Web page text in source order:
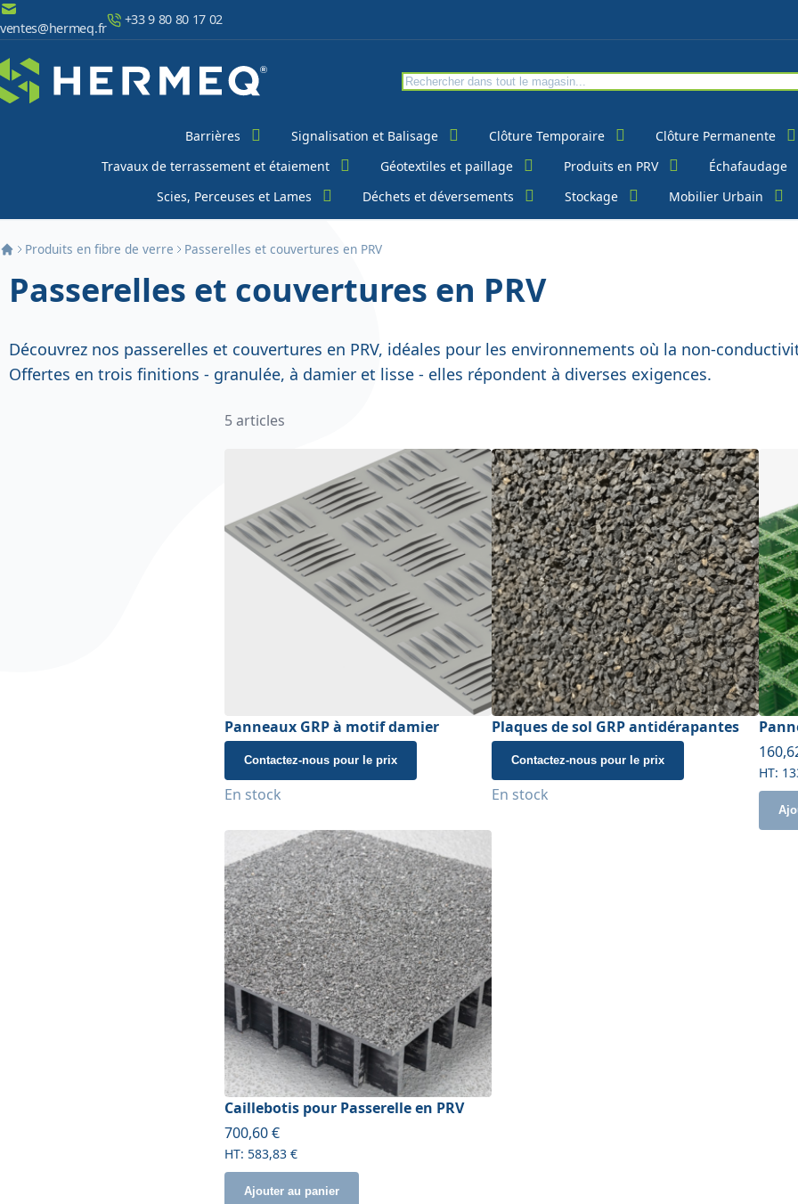
Aller au contenu
ventes@hermeq.fr
+33 9 80 80 17 02
Barrières Signalisation et Balisage Clôture Temporaire Clôture Permanente
Travaux de terrassement et étaiement
Géotextiles et paillage Produits en PRV Échafaudage
Scies, Perceuses et Lames
Déchets et déversements Stockage Mobilier Urbain
Produits en fibre de verre Passerelles et couvertures en PRV
Passerelles et couvertures en PRV
Découvrez nos passerelles et couvertures en PRV, idéales pour les environnements où la non-
Offertes en trois finitions - granulée, à damier et lisse - elles répondent à diverses exigences.
5articles
Panneaux GRP à motif damier
Contactez-nous pour le prix
En stock
Plaques de sol GRP antidérapantes
Contactez-nous pour le prix
En stock
À
Caillebotis pour Passerelle en PRV
À partir de
700,60 €
583,83 €
Ajouter au panier